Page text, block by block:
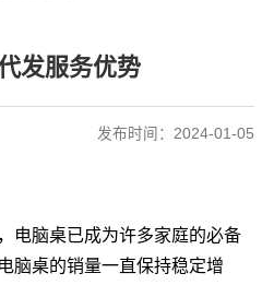
发服务优势
发布时间：2024-01-05
电脑桌已成为许多家庭的必备
脑桌的销量一直保持稳定增